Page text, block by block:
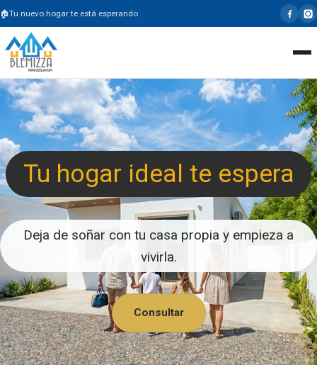
Tu nuevo hogar te está esperando
Tu hogar ideal te espera
Deja de soñar con tu casa propia y empieza a
vivirla.
Consultar